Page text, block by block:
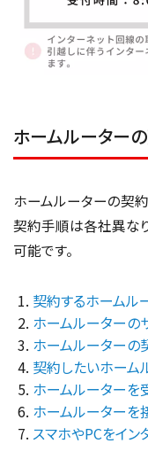
ホームルーター
ホームルーターの契
契約手順は各社異な
可能です。
契約するホームル
ホームルーターの
ホームルーターの
契約したいホーム
ホームルーターを
ホームルーターを
スマホやPCをイン